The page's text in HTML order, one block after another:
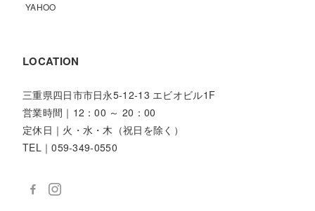
YAHOO
LOCATION
三重県四日市市日永5-12-13 エビオビル1F
営業時間｜12：00 ～ 20：00
定休日｜火・水・木（祝日を除く）
TEL｜059-349-0550